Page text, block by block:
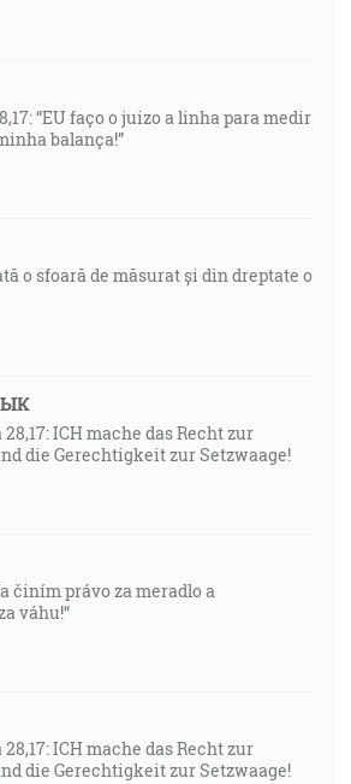
“EU faço o juizo a linha para medir
balança!”
o sfoară de măsurat și din dreptate o
ICH mache das Recht zur
die Gerechtigkeit zur Setzwaage!
činím právo za meradlo a
váhu!“
ICH mache das Recht zur
die Gerechtigkeit zur Setzwaage!